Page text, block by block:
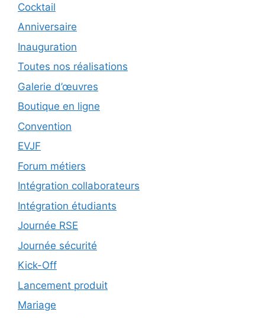
Cocktail
Anniversaire
Inauguration
Toutes nos réalisations
Galerie d’œuvres
Boutique en ligne
Convention
EVJF
Forum métiers
Intégration collaborateurs
Intégration étudiants
Journée RSE
Journée sécurité
Kick-Off
Lancement produit
Mariage